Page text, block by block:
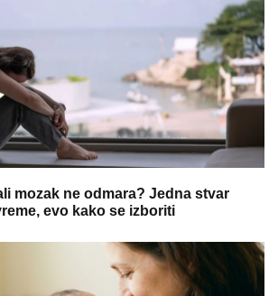
mozak ne odmara? Jedna stvar
evo kako se izboriti